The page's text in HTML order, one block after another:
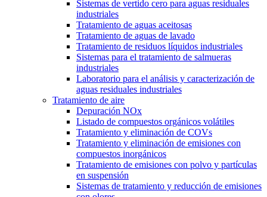
Sistemas de vertido cero para aguas residuales
industriales
Tratamiento de aguas aceitosas
Tratamiento de aguas de lavado
Tratamiento de residuos líquidos industriales
Sistemas para el tratamiento de salmueras
industriales
Laboratorio para el análisis y caracterización de
aguas residuales industriales
Tratamiento de aire
Depuración NOx
Listado de compuestos orgánicos volátiles
Tratamiento y eliminación de COVs
Tratamiento y eliminación de emisiones con
compuestos inorgánicos
Tratamiento de emisiones con polvo y partículas
en suspensión
Sistemas de tratamiento y reducción de emisiones